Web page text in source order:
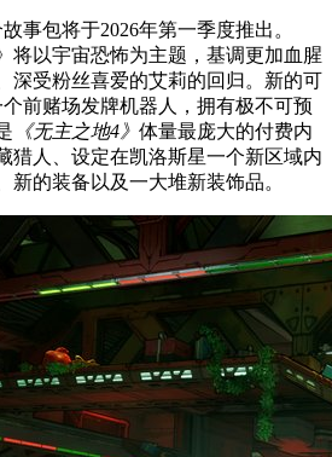
事包将于2026年第一季度推出。
将以宇宙恐怖为主题，基调更加血腥
深受粉丝喜爱的艾莉的回归。新的可
前赌场发牌机器人，拥有极不可预
《无主之地4》 体量最庞大的付费内
猎人、设定在凯洛斯星一个新区域内
新的装备以及一大堆新装饰品。